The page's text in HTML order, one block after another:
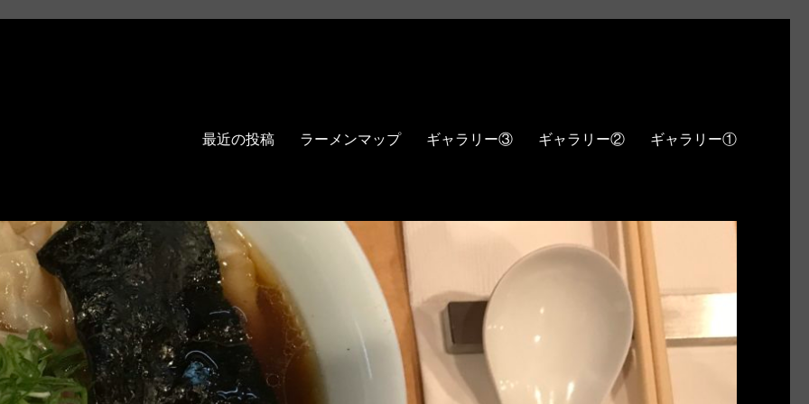
最近の投稿 ラーメンマップ ギャラリー③ ギャラリー② ギャラリー①